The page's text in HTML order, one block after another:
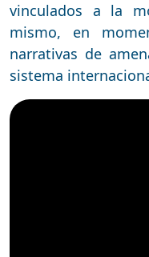
vinculados a la
mismo, en
narrativas de
sistema